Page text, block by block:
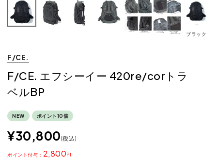
ブラック
F/CE.
F/CE. エフシーイー 420re/corトラ
ベルBP
NEW ポイント10倍
¥30,800 税込
2,800
ポイント